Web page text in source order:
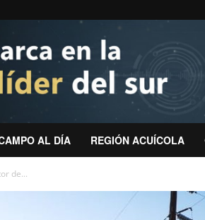
AL DÍA REGIÓN ACUÍCOLA
de...